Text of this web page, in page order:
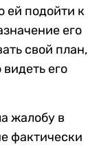
ей подойти к
его
свой план,
его
жалобу в
фактически